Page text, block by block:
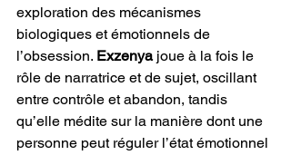
exploration des mécanismes
biologiques et émotionnels de
l’obsession. Exzenya joue à la fois le
rôle de narratrice et de sujet, oscillant
entre contrôle et abandon, tandis
qu’elle médite sur la manière dont une
personne peut réguler l’état émotionnel